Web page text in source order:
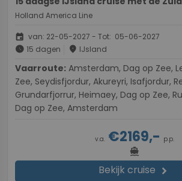
Holland America Line
event van: 22-05-2027 - Tot: 05-06-2027
schedule 15 dagen place IJsland
Vaarroute:
Zee, Seydisfjordur, Akureyri, Isafjordur,
Grundarfjorrur, Heimaey, Dag op Zee,
Dag op Zee, Amsterdam
v.a. €2169,- p.p.
directions_boat
Bekijk cruise chevron_right